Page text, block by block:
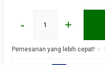
- +
Pemesanan yang lebih cepat!